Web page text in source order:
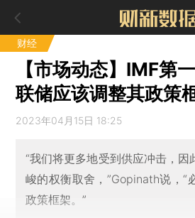
财经
【市场动态】IMF第
联储应该调整其政策
2023年04月15日 18:25
“我们将更多地受到供应冲击，因
峻的权衡取舍，”Gopinath说，“
政策框架。”